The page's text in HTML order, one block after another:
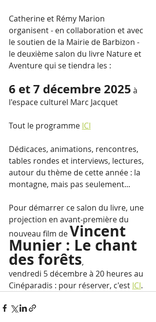
Catherine et Rémy Marion
organisent - en collaboration et avec
le soutien de la Mairie de Barbizon -
le deuxième salon du livre Nature et
Aventure qui se tiendra les :
6 et 7 décembre 2025 à
l'espace culturel Marc Jacquet
Tout le programme ICI
Dédicaces, animations, rencontres,
tables rondes et interviews, lectures,
autour du thème de cette année : la
montagne, mais pas seulement...
Pour démarrer ce salon du livre, une
projection en avant-première du
nouveau film de Vincent
Munier : Le chant
des forêts,
vendredi 5 décembre à 20 heures au
Cinéparadis : pour réserver, c'est ICI.